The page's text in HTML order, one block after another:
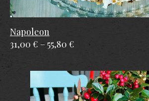
Napoleon
31,00 € – 55,80 €